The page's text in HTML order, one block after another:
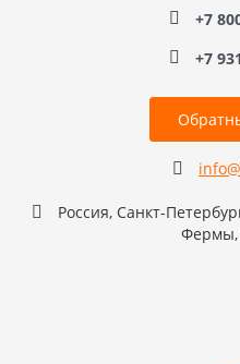
+7
+7
Россия, Санкт-
Фермы,